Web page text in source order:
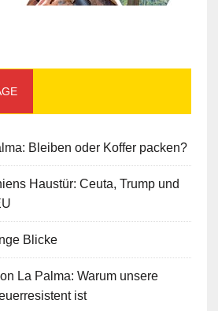
Bleiben oder Koffer packen?
Haustür: Ceuta, Trump und
Blicke
La Palma: Warum unsere
ist